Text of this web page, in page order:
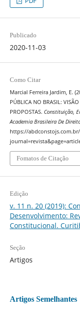
Publicado
2020-11-03
Como Citar
Marcial Ferreira Jardim, E.
PÚBLICA NO BRASIL:
PROPOSTAS. Constituição,
Academia Brasileira De
https://
Fomatos de Citação
Edição
v. 11 n. 20 (2019):
Desenvolvimento:
Constitucional.
Seção
Artigos
Artigos Semelhantes